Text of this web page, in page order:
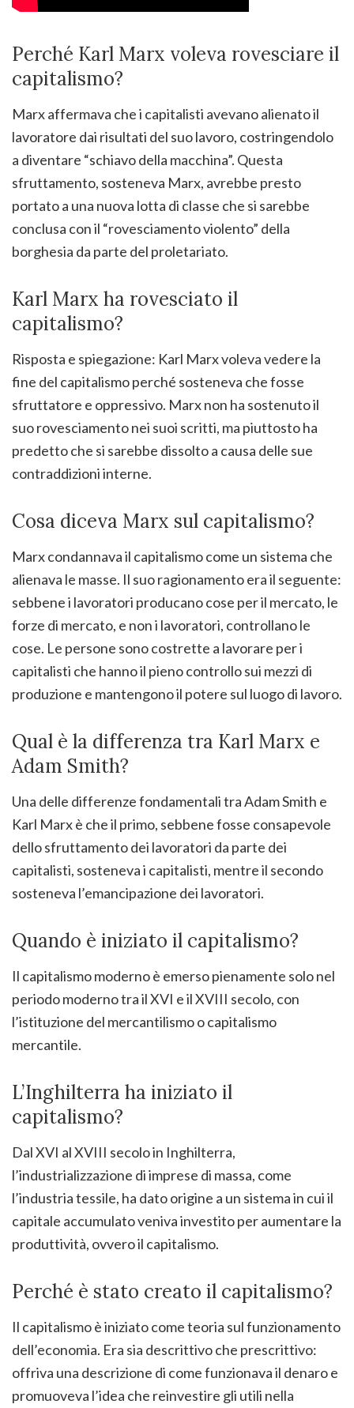
Perché Karl Marx voleva rovesciare il
capitalismo?
Marx affermava che i capitalisti avevano alienato il
lavoratore dai risultati del suo lavoro, costringendolo
a diventare “schiavo della macchina”. Questa
sfruttamento, sosteneva Marx, avrebbe presto
portato a una nuova lotta di classe che si sarebbe
conclusa con il “rovesciamento violento” della
borghesia da parte del proletariato.
Karl Marx ha rovesciato il
capitalismo?
Risposta e spiegazione: Karl Marx voleva vedere la
fine del capitalismo perché sosteneva che fosse
sfruttatore e oppressivo. Marx non ha sostenuto il
suo rovesciamento nei suoi scritti, ma piuttosto ha
predetto che si sarebbe dissolto a causa delle sue
contraddizioni interne.
Cosa diceva Marx sul capitalismo?
Marx condannava il capitalismo come un sistema che
alienava le masse. Il suo ragionamento era il seguente:
sebbene i lavoratori producano cose per il mercato, le
forze di mercato, e non i lavoratori, controllano le
cose. Le persone sono costrette a lavorare per i
capitalisti che hanno il pieno controllo sui mezzi di
produzione e mantengono il potere sul luogo di lavoro.
Qual è la differenza tra Karl Marx e
Adam Smith?
Una delle differenze fondamentali tra Adam Smith e
Karl Marx è che il primo, sebbene fosse consapevole
dello sfruttamento dei lavoratori da parte dei
capitalisti, sosteneva i capitalisti, mentre il secondo
sosteneva l’emancipazione dei lavoratori.
Quando è iniziato il capitalismo?
Il capitalismo moderno è emerso pienamente solo nel
periodo moderno tra il XVI e il XVIII secolo, con
l’istituzione del mercantilismo o capitalismo
mercantile.
L’Inghilterra ha iniziato il
capitalismo?
Dal XVI al XVIII secolo in Inghilterra,
l’industrializzazione di imprese di massa, come
l’industria tessile, ha dato origine a un sistema in cui il
capitale accumulato veniva investito per aumentare la
produttività, ovvero il capitalismo.
Perché è stato creato il capitalismo?
Il capitalismo è iniziato come teoria sul funzionamento
dell’economia. Era sia descrittivo che prescrittivo:
offriva una descrizione di come funzionava il denaro e
promuoveva l’idea che reinvestire gli utili nella